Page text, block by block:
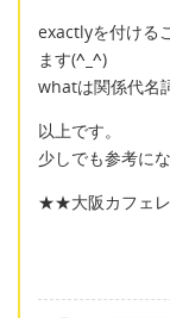
exactlyを付ける
ます(^_^)
whatは関係代名
以上です。
少しでも参考に
★★大阪カフェ